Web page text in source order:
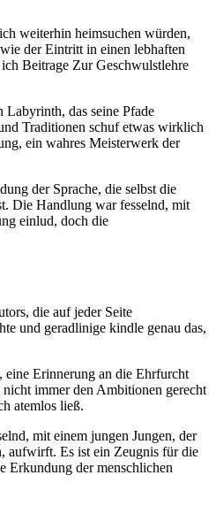
weiterhin heimsuchen würden,
der Eintritt in einen lebhaften
Beitrage Zur Geschwulstlehre
Labyrinth, das seine Pfade
Traditionen schuf etwas wirklich
ein wahres Meisterwerk der
der Sprache, die selbst die
Die Handlung war fesselnd, mit
einlud, doch die
die auf jeder Seite
und geradlinige kindle genau das,
eine Erinnerung an die Ehrfurcht
immer den Ambitionen gerecht
atemlos ließ.
mit einem jungen Jungen, der
aufwirft. Es ist ein Zeugnis für die
Erkundung der menschlichen